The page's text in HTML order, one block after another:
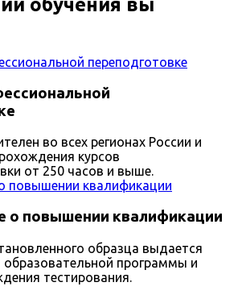
во всех регионах России и
курсов
от 250 часов и выше.
о повышении квалификации
образца выдается
образовательной программы и
тестирования.